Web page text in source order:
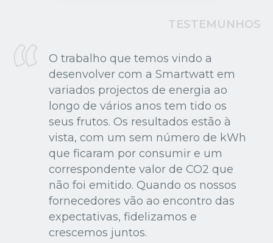
TESTEMUNHOS
O trabalho que temos vindo a
desenvolver com a Smartwatt em
variados projectos de energia ao
longo de vários anos tem tido os
seus frutos. Os resultados estão à
vista, com um sem número de kWh
que ficaram por consumir e um
correspondente valor de CO2 que
não foi emitido. Quando os nossos
fornecedores vão ao encontro das
expectativas, fidelizamos e
crescemos juntos.